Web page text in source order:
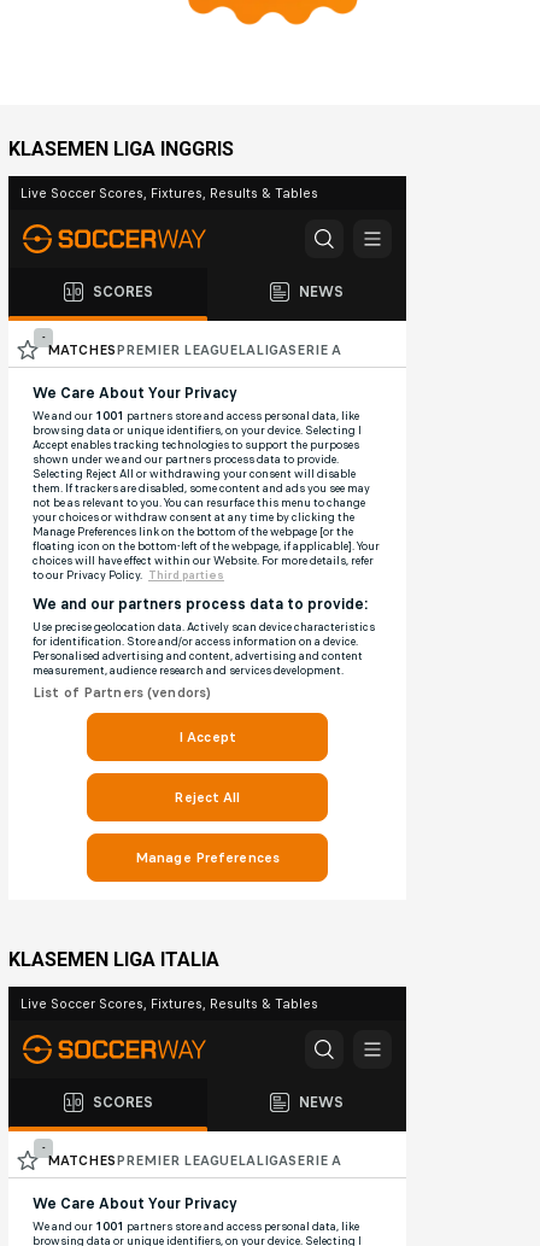
KLASEMEN LIGA INGGRIS
KLASEMEN LIGA ITALIA